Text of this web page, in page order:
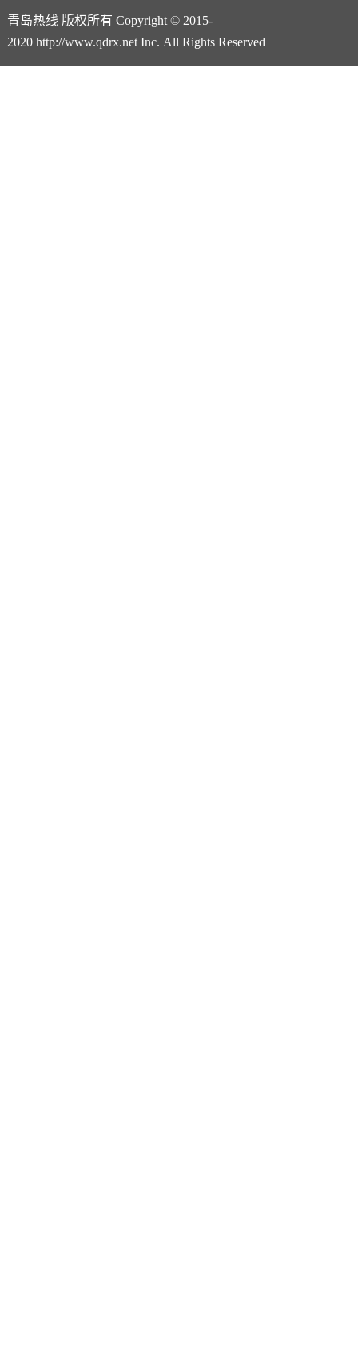
青岛热线 版权所有 Copyright © 2015-
2020 http://www.qdrx.net Inc. All Rights Reserved